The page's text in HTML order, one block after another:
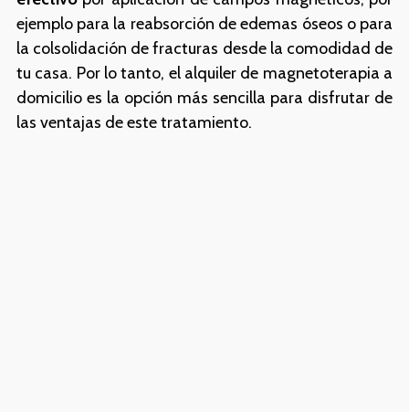
ejemplo para la reabsorción de edemas óseos o para
la colsolidación de fracturas desde la comodidad de
tu casa. Por lo tanto, el alquiler de magnetoterapia a
domicilio es la opción más sencilla para disfrutar de
las ventajas de este tratamiento.